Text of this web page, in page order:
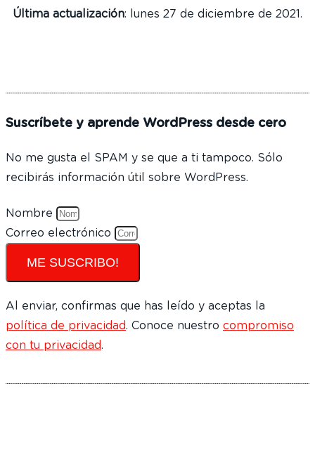
Última actualización: lunes 27 de diciembre de 2021.
Suscríbete y aprende WordPress desde cero
No me gusta el SPAM y se que a ti tampoco. Sólo
recibirás información útil sobre WordPress.
Nombre
Correo electrónico
ME SUSCRIBO!
Al enviar, confirmas que has leído y aceptas la
política de privacidad. Conoce nuestro compromiso
con tu privacidad.